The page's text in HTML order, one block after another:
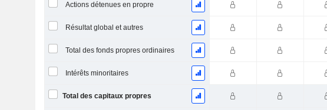
Actions détenues en propre
Résultat global et autres
Total des fonds propres ordinaires
Intérêts minoritaires
Total des capitaux propres